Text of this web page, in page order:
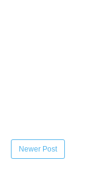
Newer Post